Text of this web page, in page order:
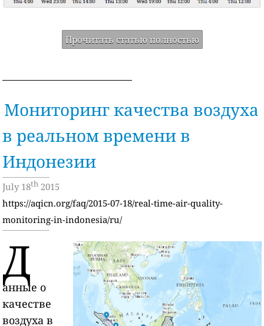
Прочитать статью полностью
Мониторинг качества воздуха
в реальном времени в
Индонезии
July 18th 2015
https://aqicn.org/faq/2015-07-18/real-time-air-quality-
monitoring-in-indonesia/ru/
Д
анные о
качестве
воздуха в